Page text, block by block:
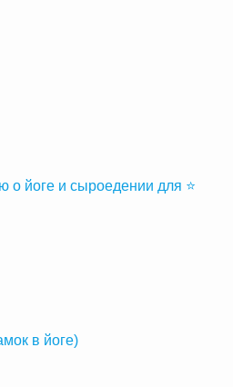
о йоге и сыроедении для ⭐
в йоге)